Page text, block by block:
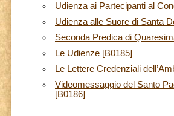
Udienza ai Partecipanti al
Udienza alle Suore di Santa
Seconda Predica di
Le Udienze [B0185]
Le Lettere Credenziali
Videomessaggio del Santo
[B0186]